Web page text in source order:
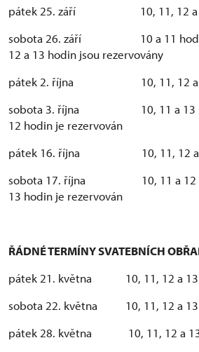
pátek 25. září 10, 11, 12 a
sobota 26. září 10 a 11
12 a 13 hodin jsou rezervovány
pátek 2. října 10, 11, 12 a
sobota 3. října 10, 11 a 13
12 hodin je rezervován
pátek 16. října 10, 11, 12 a
sobota 17. října 10, 11 a 12
13 hodin je rezervován
ŘÁDNÉ TERMÍNY SVATEBNÍCH
pátek 21. května 10, 11, 12 a 13
sobota 22. května 10, 11, 12 a 13
pátek 28. května 10, 11, 12 a